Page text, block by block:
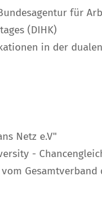
für
(DIHK)
in der
Netz e.V"
-